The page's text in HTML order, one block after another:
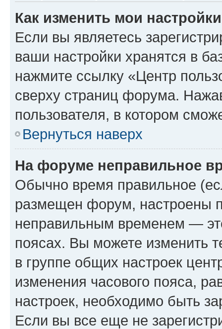
Как изменить мои
Если вы являетесь
ваши настройки хранятся в
нажмите ссылку «Центр
сверху страниц форума.
пользователя, в котором
Вернуться наверх
На форуме неправильное
Обычно время правильное
размещен форум, настроены
неправильным временем —
поясах. Вы можете изменить
в группе общих настроек
изменения часового пояса,
настроек, необходимо быть
Если вы все еще не